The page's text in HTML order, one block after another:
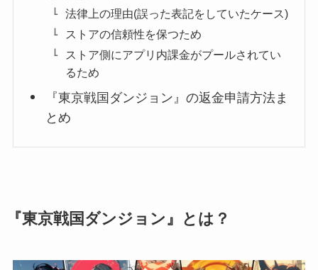
法律上の理由(誤った表記をしていたケース)
ストアの信頼性を保つため
ストア側にアプリ内課金がプールされてい
るため
『東京戦国ダンジョン』の返金申請方法ま
とめ
『東京戦国ダンジョン』とは？